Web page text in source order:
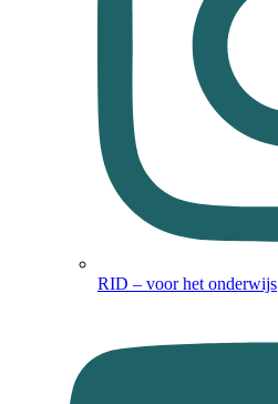
RID – voor het onderwijs